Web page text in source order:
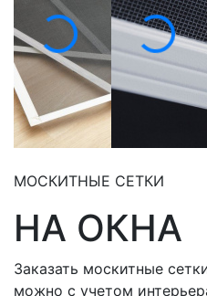
МОСКИТНЫЕ СЕТКИ
НА ОКНА
Заказать москитные
можно с учетом